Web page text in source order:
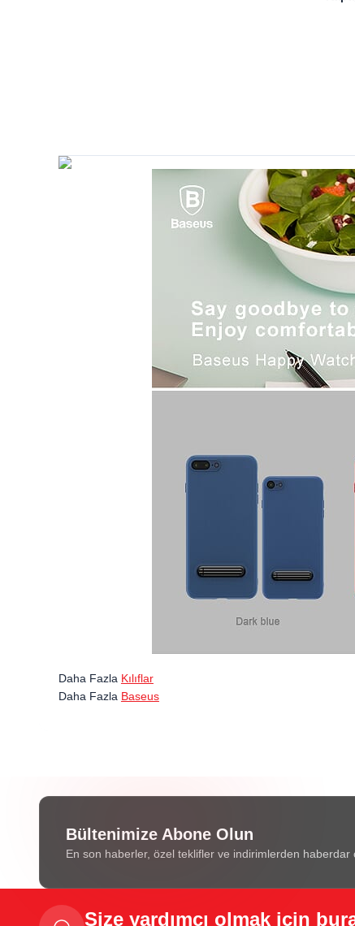
Daha Fazla Kılıflar
Daha Fazla Baseus
Bültenimize Abone Olun
En son haberler, özel teklifler ve indirimlerden haberdar
Size yardımcı olmak için